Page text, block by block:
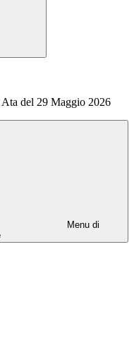
del 29 Maggio 2026
Menu di